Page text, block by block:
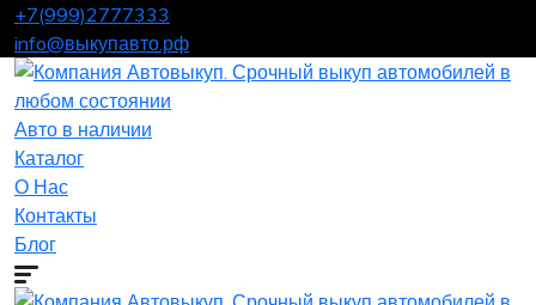
+7(999)2777333
info@выкупавто.рф
Авто в наличии
Каталог
О Нас
Контакты
Блог